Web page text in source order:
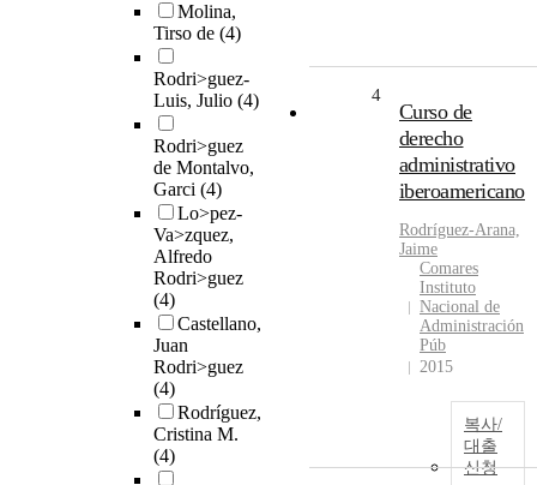
Molina,
Tirso de (4)
Rodri>guez-
Luis, Julio (4)
Rodri>guez
de Montalvo,
Garci (4)
Lo>pez-
Va>zquez,
Alfredo
Rodri>guez
(4)
Castellano,
Juan
Rodri>guez
(4)
Rodríguez,
Cristina M.
(4)
4
Curso de
derecho
administrativo
iberoamericano
Rodríguez-Arana,
Jaime
Comares
Instituto
Nacional de
Administración
Púb
2015
복사/
대출
신청